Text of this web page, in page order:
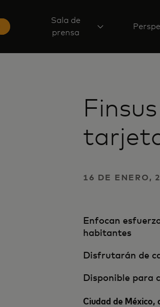
Sala de
prensa
16 DE ENERO,
Enfocan
habitantes
Disfrutarán de
Disponible para
Ciudad de México,